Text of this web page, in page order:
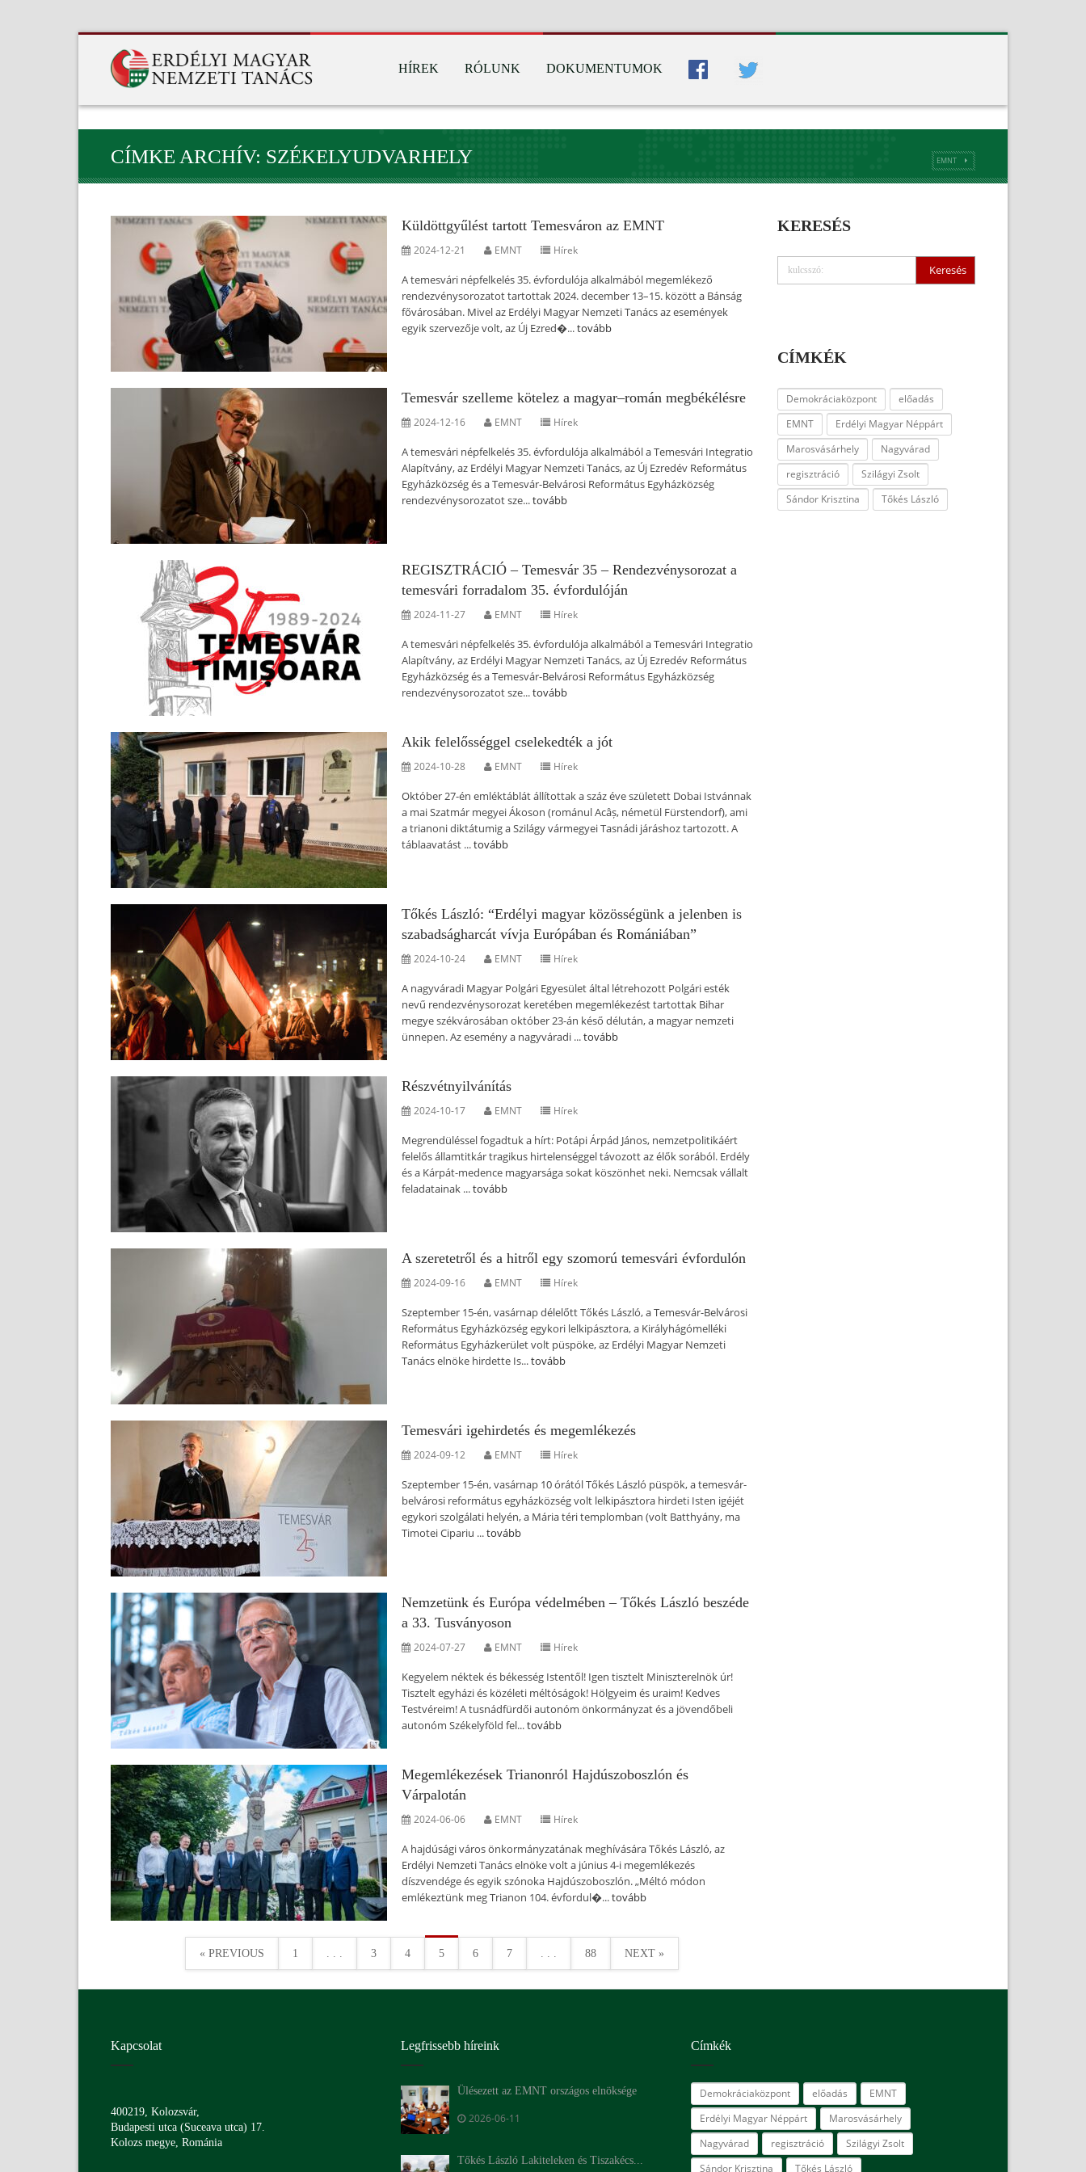
HÍREK RÓLUNK DOKUMENTUMOK
CÍMKE ARCHÍV: SZÉKELYUDVARHELY EMNT
Küldöttgyűlést tartott Temesváron az EMNT
2024-12-21 EMNT Hírek
A temesvári népfelkelés 35. évfordulója alkalmából megemlékező
rendezvénysorozatot tartottak 2024. december 13–15. között a Bánság
fővárosában. Mivel az Erdélyi Magyar Nemzeti Tanács az események
egyik szervezője volt, az Új Ezred�...tovább
Temesvár szelleme kötelez a magyar–román megbékélésre
2024-12-16 EMNT Hírek
A temesvári népfelkelés 35. évfordulója alkalmából a Temesvári Integratio
Alapítvány, az Erdélyi Magyar Nemzeti Tanács, az Új Ezredév Református
Egyházközség és a Temesvár-Belvárosi Református Egyházközség
rendezvénysorozatot sze...tovább
REGISZTRÁCIÓ – Temesvár 35 – Rendezvénysorozat a
temesvári forradalom 35. évfordulóján
2024-11-27 EMNT Hírek
A temesvári népfelkelés 35. évfordulója alkalmából a Temesvári Integratio
Alapítvány, az Erdélyi Magyar Nemzeti Tanács, az Új Ezredév Református
Egyházközség és a Temesvár-Belvárosi Református Egyházközség
rendezvénysorozatot sze...tovább
Akik felelősséggel cselekedték a jót
2024-10-28 EMNT Hírek
Október 27-én emléktáblát állítottak a száz éve született Dobai Istvánnak
a mai Szatmár megyei Ákoson (románul Acâș, németül Fürstendorf), ami
a trianoni diktátumig a Szilágy vármegyei Tasnádi járáshoz tartozott. A
táblaavatást ...tovább
Tőkés László: “Erdélyi magyar közösségünk a jelenben is
szabadságharcát vívja Európában és Romániában”
2024-10-24 EMNT Hírek
A nagyváradi Magyar Polgári Egyesület által létrehozott Polgári esték
nevű rendezvénysorozat keretében megemlékezést tartottak Bihar
megye székvárosában október 23-án késő délután, a magyar nemzeti
ünnepen. Az esemény a nagyváradi ...tovább
Részvétnyilvánítás
2024-10-17 EMNT Hírek
Megrendüléssel fogadtuk a hírt: Potápi Árpád János, nemzetpolitikáért
felelős államtitkár tragikus hirtelenséggel távozott az élők sorából. Erdély
és a Kárpát-medence magyarsága sokat köszönhet neki. Nemcsak vállalt
feladatainak ...tovább
A szeretetről és a hitről egy szomorú temesvári évfordulón
2024-09-16 EMNT Hírek
Szeptember 15-én, vasárnap délelőtt Tőkés László, a Temesvár-Belvárosi
Református Egyházközség egykori lelkipásztora, a Királyhágómelléki
Református Egyházkerület volt püspöke, az Erdélyi Magyar Nemzeti
Tanács elnöke hirdette Is...tovább
Temesvári igehirdetés és megemlékezés
2024-09-12 EMNT Hírek
Szeptember 15-én, vasárnap 10 órától Tőkés László püspök, a temesvár-
belvárosi református egyházközség volt lelkipásztora hirdeti Isten igéjét
egykori szolgálati helyén, a Mária téri templomban (volt Batthyány, ma
Timotei Cipariu ...tovább
Nemzetünk és Európa védelmében – Tőkés László beszéde
a 33. Tusványoson
2024-07-27 EMNT Hírek
Kegyelem néktek és békesség Istentől! Igen tisztelt Miniszterelnök úr!
Tisztelt egyházi és közéleti méltóságok! Hölgyeim és uraim! Kedves
Testvéreim! A tusnádfürdői autonóm önkormányzat és a jövendőbeli
autonóm Székelyföld fel...tovább
Megemlékezések Trianonról Hajdúszoboszlón és
Várpalotán
2024-06-06 EMNT Hírek
A hajdúsági város önkormányzatának meghívására Tőkés László, az
Erdélyi Nemzeti Tanács elnöke volt a június 4-i megemlékezés
díszvendége és egyik szónoka Hajdúszoboszlón. „Méltó módon
emlékeztünk meg Trianon 104. évfordul�...tovább
« PREVIOUS 1 . . . 3 4 5 6 7 . . . 88 NEXT »
KERESÉS
CÍMKÉK
Demokráciaközpont
előadás
EMNT
Erdélyi Magyar Néppárt
Marosvásárhely
Nagyvárad
regisztráció
Szilágyi Zsolt
Sándor Krisztina
Tőkés László
Kapcsolat
400219, Kolozsvár,
Budapesti utca (Suceava utca) 17.
Kolozs megye, Románia
Legfrissebb híreink
Ülésezett az EMNT országos elnöksége
2026-06-11
Tőkés László Lakiteleken és Tiszakécs...
Címkék
Demokráciaközpont előadás
EMNT
Erdélyi Magyar Néppárt
Marosvásárhely
Nagyvárad
regisztráció
Szilágyi Zsolt
Sándor Krisztina
Tőkés László